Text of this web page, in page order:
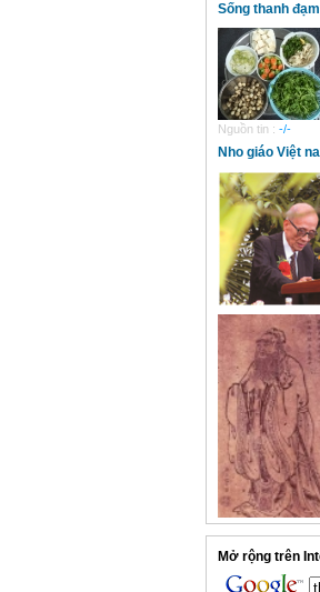
Sống thanh
Nguồn tin : -/-
Nho giáo Việt
Mở rộng trên